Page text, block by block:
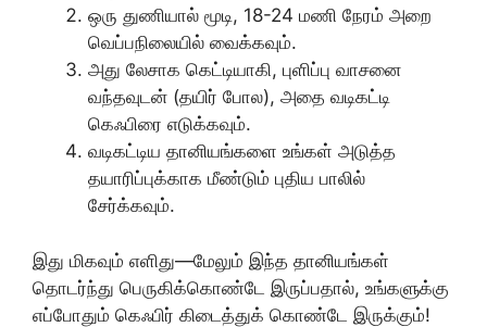
ஒரு துணியால் மூடி, 18-24 மணி நேரம் அறை
வெப்பநிலையில் வைக்கவும்.
அது லேசாக கெட்டியாகி, புளிப்பு வாசனை
வந்தவுடன் (தயிர் போல), அதை வடிகட்டி
கெஃபிரை எடுக்கவும்.
வடிகட்டிய தானியங்களை உங்கள் அடுத்த
தயாரிப்புக்காக மீண்டும் புதிய பாலில்
சேர்க்கவும்.
இது மிகவும் எளிது—மேலும் இந்த தானியங்கள்
தொடர்ந்து பெருகிக்கொண்டே இருப்பதால், உங்களுக்கு
எப்போதும் கெஃபிர் கிடைத்துக் கொண்டே இருக்கும்!